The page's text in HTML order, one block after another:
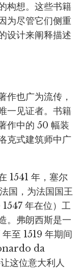
构想。这些书籍
为尽管它们侧重
设计来阐释描述
作也广为流传，
一见证者。书籍
作中的 50 幅装
克式建筑师中广
1541 年，塞尔
国，为法国国王
年在位）工
。弗朗西斯是一
至 1519 年期间
da
这位意大利人